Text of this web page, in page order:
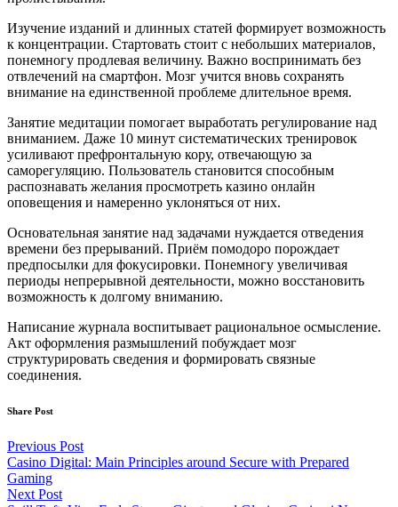
Изучение изданий и длинных статей формирует возможность
к концентрации. Стартовать стоит с небольших материалов,
понемногу продлевая величину. Важно воспринимать без
отвлечений на смартфон. Мозг учится вновь сохранять
внимание на единственной проблеме длительное время.
Занятие медитации помогает выработать регулирование над
вниманием. Даже 10 минут систематических тренировок
усиливают префронтальную кору, отвечающую за
саморегуляцию. Пользователь становится способным
распознавать желания просмотреть казино онлайн
оповещения и намеренно уклоняться от них.
Основательная занятие над задачами нуждается отведения
времени без прерываний. Приём помодоро порождает
предпосылки для фокусировки. Понемногу увеличивая
периоды непрерывной деятельности, можно восстановить
возможность к долгому вниманию.
Написание журнала воспитывает рациональное осмысление.
Акт оформления размышлений побуждает мозг
структурировать сведения и формировать связные
соединения.
Share Post
Post
navigation
Previous Post
Casino Digital: Main Principles around Secure with Prepared
Gaming
Next Post